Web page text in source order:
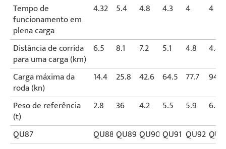
Tempo de
funcionamento em
plena carga
4.32 5.4 4.8 4.3 4 4
Distância de corrida
para uma carga (km)
6.5 8.1 7.2 5.1 4.8
4.8
Carga máxima da
roda (kn)
14.4 25.8 42.6 64.5 77.7
94.5
Peso de referência
(t)
2.8 36 4.2 5.5 5.9
6.5
QU87
QU88 QU89 QU90 QU91 QU92